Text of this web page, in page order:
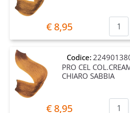
€ 8,95
Codice:
PRO CEL
CHIARO SABBIA
€ 8,95